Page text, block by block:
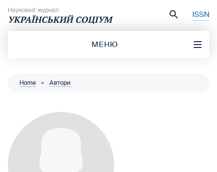
Науковий журнал
УКРАЇНСЬКИЙ СОЦІУМ ISSN
МЕНЮ
Home » Автори